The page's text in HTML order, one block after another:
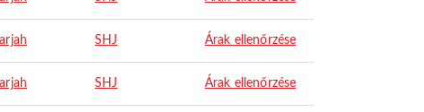
SHJ Árak ellenőrzése
SHJ Árak ellenőrzése